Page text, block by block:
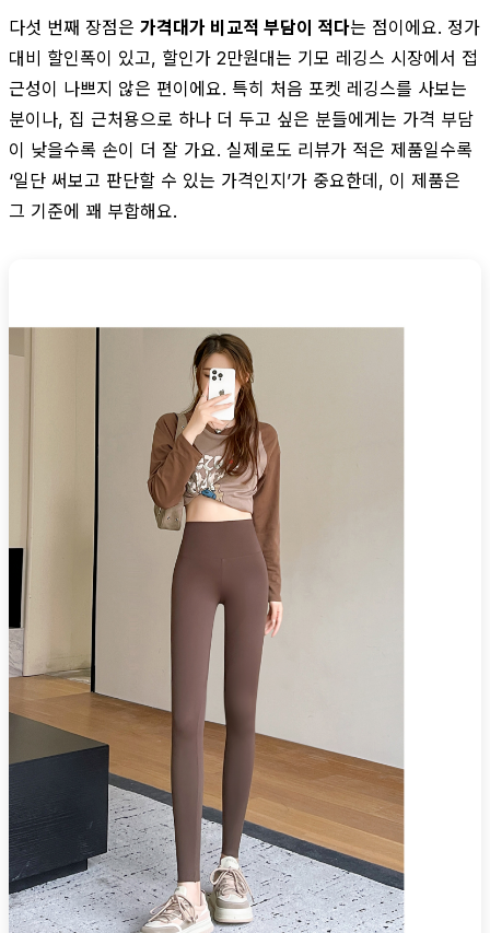
다섯 번째 장점은 가격대가 비교적 부담이 적다는 점이에요. 정가
대비 할인폭이 있고, 할인가 2만원대는 기모 레깅스 시장에서 접
근성이 나쁘지 않은 편이에요. 특히 처음 포켓 레깅스를 사보는
분이나, 집 근처용으로 하나 더 두고 싶은 분들에게는 가격 부담
이 낮을수록 손이 더 잘 가요. 실제로도 리뷰가 적은 제품일수록
‘일단 써보고 판단할 수 있는 가격인지’가 중요한데, 이 제품은
그 기준에 꽤 부합해요.